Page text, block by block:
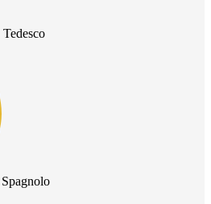
Tedesco
Spagnolo